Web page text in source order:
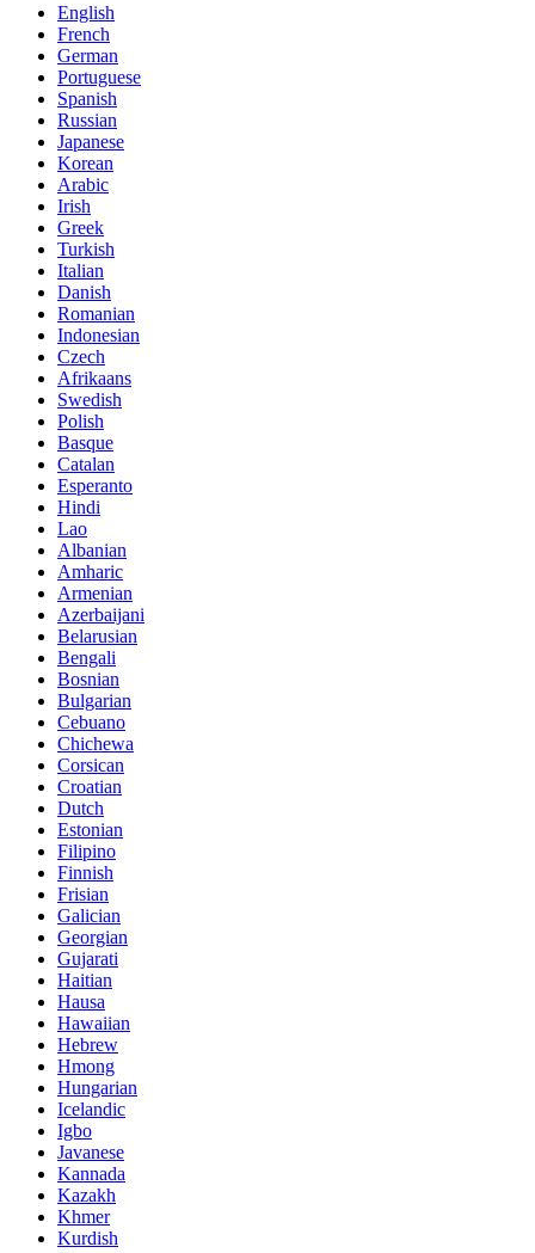
English
French
German
Portuguese
Spanish
Russian
Japanese
Korean
Arabic
Irish
Greek
Turkish
Italian
Danish
Romanian
Indonesian
Czech
Afrikaans
Swedish
Polish
Basque
Catalan
Esperanto
Hindi
Lao
Albanian
Amharic
Armenian
Azerbaijani
Belarusian
Bengali
Bosnian
Bulgarian
Cebuano
Chichewa
Corsican
Croatian
Dutch
Estonian
Filipino
Finnish
Frisian
Galician
Georgian
Gujarati
Haitian
Hausa
Hawaiian
Hebrew
Hmong
Hungarian
Icelandic
Igbo
Javanese
Kannada
Kazakh
Khmer
Kurdish